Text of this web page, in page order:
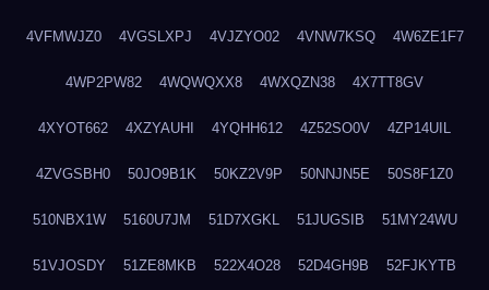
4VFMWJZ0 4VGSLXPJ 4VJZYO02 4VNW7KSQ 4W6ZE1F7
4WP2PW82 4WQWQXX8 4WXQZN38 4X7TT8GV
4XYOT662 4XZYAUHI 4YQHH612 4Z52SO0V 4ZP14UIL
4ZVGSBH0 50JO9B1K 50KZ2V9P 50NNJN5E 50S8F1Z0
510NBX1W 5160U7JM 51D7XGKL 51JUGSIB 51MY24WU
51VJOSDY 51ZE8MKB 522X4O28 52D4GH9B 52FJKYTB